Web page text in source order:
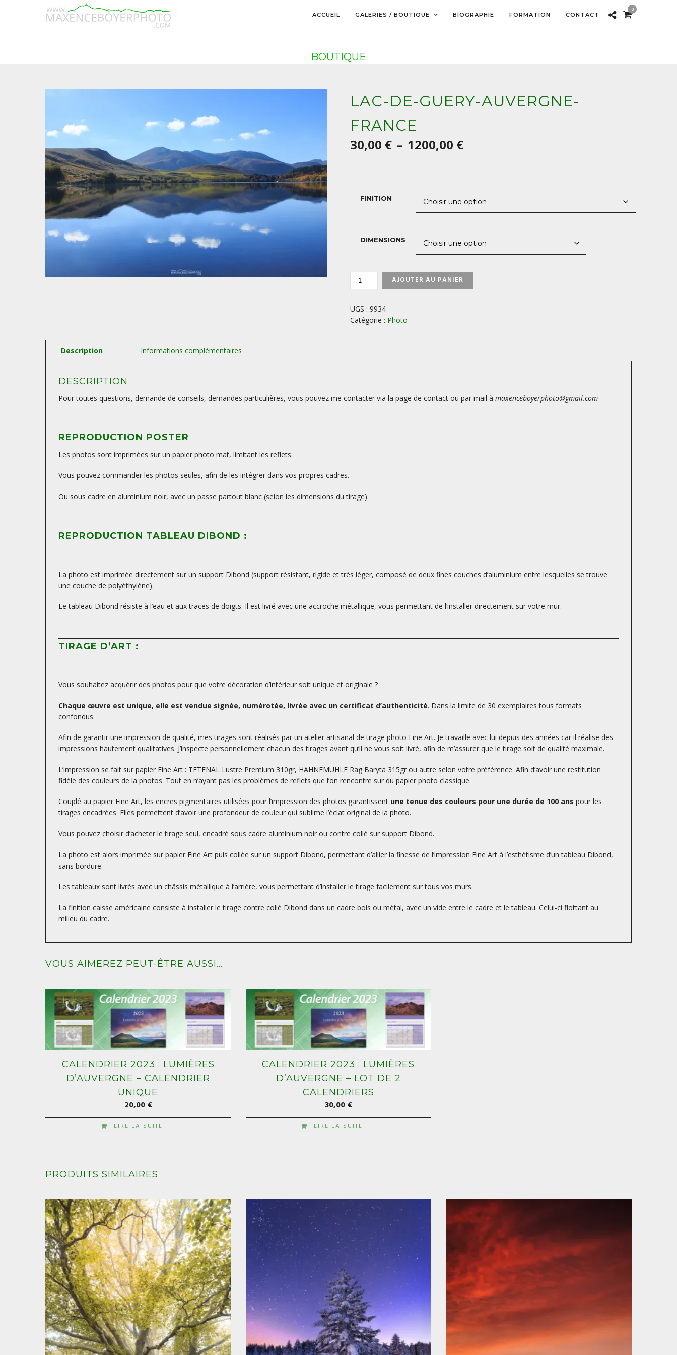
ACCUEIL GALERIES / BOUTIQUE BIOGRAPHIE FORMATION CONTACT
0
BOUTIQUE
LAC-DE-GUERY-AUVERGNE-
FRANCE
30,00 € – 1200,00 €Plage
à
FINITION
DIMENSIONS
QUANTITÉ
DE-
GUERY-
AUVERGNE-
AJOUTER AU PANIER
UGS :9934
Catégorie : Photo
DESCRIPTION
Pour toutes questions, demande de conseils, demandes particulières, vous pouvez me contacter via la page de contact ou par mail à maxenceboyerphoto@gmail.com
REPRODUCTION POSTER
Les photos sont imprimées sur un papier photo mat, limitant les reflets.
Vous pouvez commander les photos seules, afin de les intégrer dans vos propres cadres.
Ou sous cadre en aluminium noir, avec un passe partout blanc (selon les dimensions du tirage).
REPRODUCTION TABLEAU DIBOND :
La photo est imprimée directement sur un support Dibond (support résistant, rigide et très léger, composé de deux fines couches d’aluminium entre lesquelles se trouve
une couche de polyéthylène).
Le tableau Dibond résiste à l’eau et aux traces de doigts. Il est livré avec une accroche métallique, vous permettant de l’installer directement sur votre mur.
TIRAGE D’ART :
Vous souhaitez acquérir des photos pour que votre décoration d’intérieur soit unique et originale ?
Chaque œuvre est unique, elle est vendue signée, numérotée, livrée avec un certificat d’authenticité. Dans la limite de 30 exemplaires tous formats
confondus.
Afin de garantir une impression de qualité, mes tirages sont réalisés par un atelier artisanal de tirage photo Fine Art. Je travaille avec lui depuis des années car il réalise des
impressions hautement qualitatives. J’inspecte personnellement chacun des tirages avant qu’il ne vous soit livré, afin de m’assurer que le tirage soit de qualité maximale.
L’impression se fait sur papier Fine Art : TETENAL Lustre Premium 310gr, HAHNEMÜHLE Rag Baryta 315gr ou autre selon votre préférence. Afin d’avoir une restitution
fidèle des couleurs de la photos. Tout en n’ayant pas les problèmes de reflets que l’on rencontre sur du papier photo classique.
Couplé au papier Fine Art, les encres pigmentaires utilisées pour l’impression des photos garantissent une tenue des couleurs pour une durée de 100 ans pour les
tirages encadrées. Elles permettent d’avoir une profondeur de couleur qui sublime l’éclat original de la photo.
Vous pouvez choisir d’acheter le tirage seul, encadré sous cadre aluminium noir ou contre collé sur support Dibond.
La photo est alors imprimée sur papier Fine Art puis collée sur un support Dibond, permettant d’allier la finesse de l’impression Fine Art à l’esthétisme d’un tableau Dibond,
sans bordure.
Les tableaux sont livrés avec un châssis métallique à l’arrière, vous permettant d’installer le tirage facilement sur tous vos murs.
La finition caisse américaine consiste à installer le tirage contre collé Dibond dans un cadre bois ou métal, avec un vide entre le cadre et le tableau. Celui-ci flottant au
milieu du cadre.
VOUS AIMEREZ PEUT-ÊTRE AUSSI…
CALENDRIER 2023 : LUMIÈRES
D’AUVERGNE – CALENDRIER
UNIQUE
20,00€
LIRE LA SUITE
CALENDRIER 2023 : LUMIÈRES
D’AUVERGNE – LOT DE 2
CALENDRIERS
30,00€
LIRE LA SUITE
PRODUITS SIMILAIRES